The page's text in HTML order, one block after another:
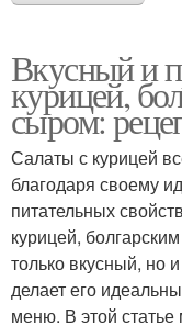
Вкусный и
курицей,
сыром:
Салаты с курицей
благодаря своему
питательных
курицей,
только вкусный, но
делает его
меню. В этой